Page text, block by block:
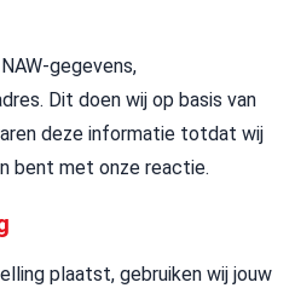
gegevens,
Dit doen wij op basis van
deze informatie totdat wij
bent met onze reactie.
plaatst, gebruiken wij jouw